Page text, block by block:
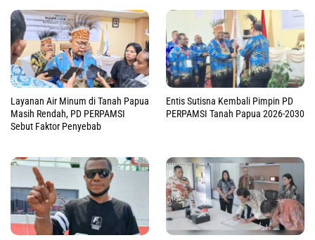
Layanan Air Minum di Tanah Papua
Masih Rendah, PD PERPAMSI
Sebut Faktor Penyebab
Entis Sutisna Kembali Pimpin PD
PERPAMSI Tanah Papua 2026-2030